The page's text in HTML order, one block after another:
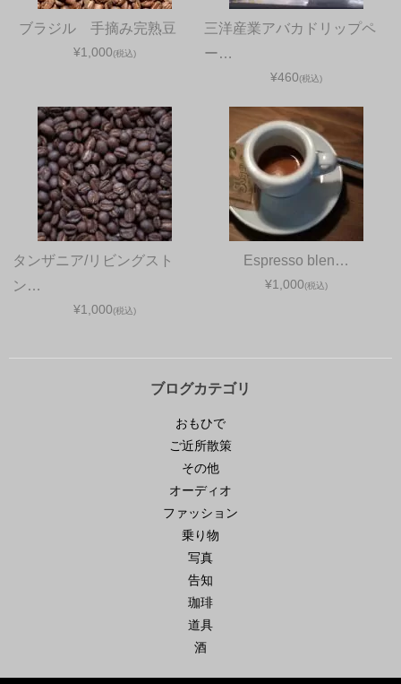
ブラジル 手摘み完熟豆
¥1,000(税込)
三洋産業アバカドリップペ
ー…
¥460(税込)
タンザニア/リビングスト
ン…
¥1,000(税込)
Espresso blen…
¥1,000(税込)
ブログカテゴリ
おもひで
ご近所散策
その他
オーディオ
ファッション
乗り物
写真
告知
珈琲
道具
酒